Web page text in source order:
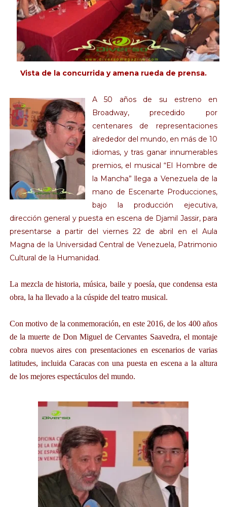
Vista de la concurrida y amena rueda de prensa.
A 50 años de su estreno en
Broadway, precedido por
centenares de representaciones
alrededor del mundo, en más de 10
idiomas, y tras ganar innumerables
premios, el musical “El Hombre de
la Mancha” llega a Venezuela de la
mano de Escenarte Producciones,
bajo la producción ejecutiva,
dirección general y puesta en escena de Djamil Jassir, para
presentarse a partir del viernes 22 de abril en el Aula
Magna de la Universidad Central de Venezuela, Patrimonio
Cultural de la Humanidad.
La mezcla de historia, música, baile y poesía, que condensa esta
obra, la ha llevado a la cúspide del teatro musical.
Con motivo de la conmemoración, en este 2016, de los 400 años
de la muerte de Don Miguel de Cervantes Saavedra, el montaje
cobra nuevos aires con presentaciones en escenarios de varias
latitudes, incluida Caracas con una puesta en escena a la altura
de los mejores espectáculos del mundo.